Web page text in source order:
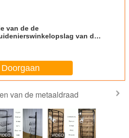
van de de
van de
Metaal Gridwall
Doorgaan
van de metaaldraad